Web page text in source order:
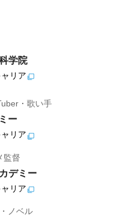
学院
リア
・歌い手
ー
リア
監督
デミー
リア
ノベル